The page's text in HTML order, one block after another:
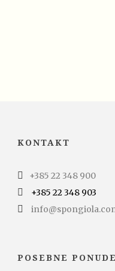
KONTAKT
+385 22 348 900
+385 22 348 903
POSEBNE PONUDE